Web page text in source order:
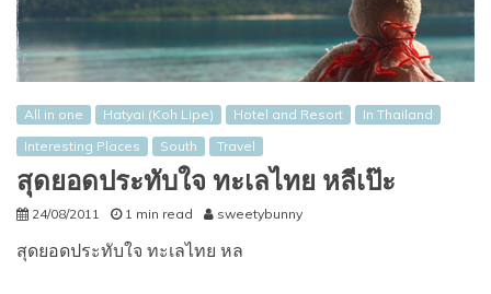
All in one Hatyai (Koh Lipe) Hotel and Resort
In Thailand
Interesting Places
South Travel
สุดยอดประทับใจ ทะเลไทย หลีเป๊ะ
24/08/2011 1 min read sweetybunny
สุดยอดประทับใจ ทะเลไทย หล